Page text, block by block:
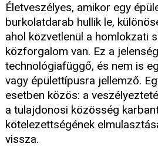
Életveszélyes, amikor egy
burkolatdarab hullik le,
ahol közvetlenül a homlokzati
közforgalom van. Ez a
technológiafüggő, és nem is
vagy épülettípusra jellemző.
esetben közös: a
a tulajdonosi közösség
kötelezettségének
vissza.